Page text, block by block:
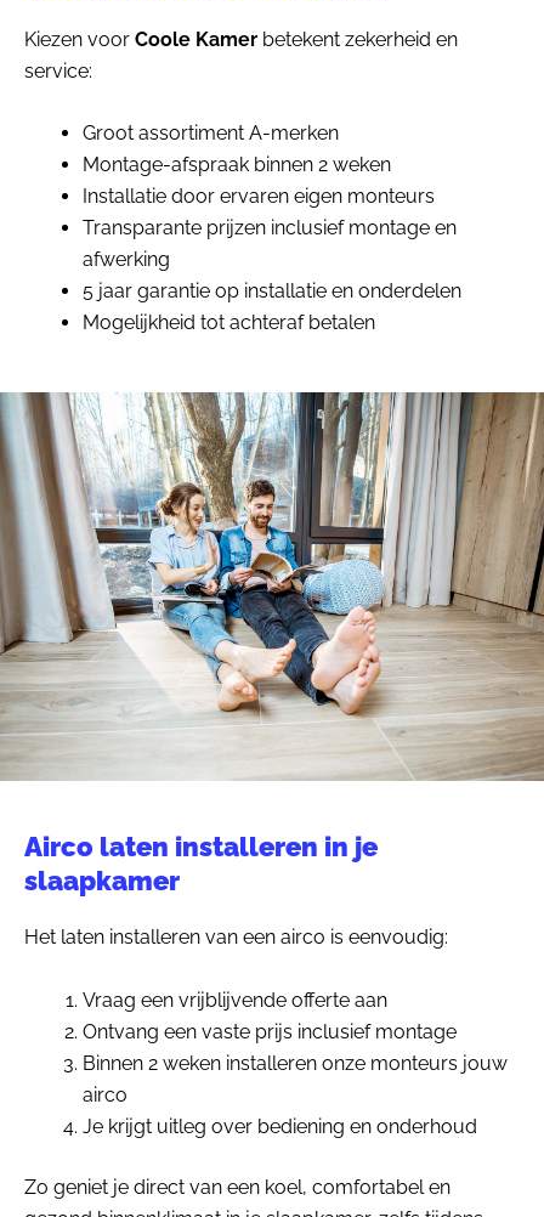
Kiezen voor Coole Kamer betekent zekerheid en
service:
Groot assortiment A-merken
Montage-afspraak binnen 2 weken
Installatie door ervaren eigen monteurs
Transparante prijzen inclusief montage en
afwerking
5 jaar garantie op installatie en onderdelen
Mogelijkheid tot achteraf betalen
Airco laten installeren in je
slaapkamer
Het laten installeren van een airco is eenvoudig:
Vraag een vrijblijvende offerte aan
Ontvang een vaste prijs inclusief montage
Binnen 2 weken installeren onze monteurs jouw
airco
Je krijgt uitleg over bediening en onderhoud
Zo geniet je direct van een koel, comfortabel en